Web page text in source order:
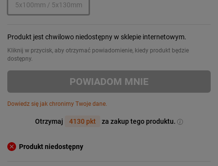
5x100mm / 5x130mm
Produkt jest chwilowo niedostępny w sklepie internetowym.
Kliknij w przycisk, aby otrzymać powiadomienie, kiedy produkt będzie
dostępny.
POWIADOM MNIE
Dowiedz się jak chronimy Twoje dane.
Otrzymaj 4130 pkt za zakup tego produktu.
Produkt niedostępny